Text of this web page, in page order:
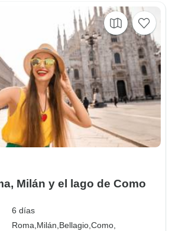
Milán y el lago de Como
6 días
Roma, Milán, Bellagio,Como,